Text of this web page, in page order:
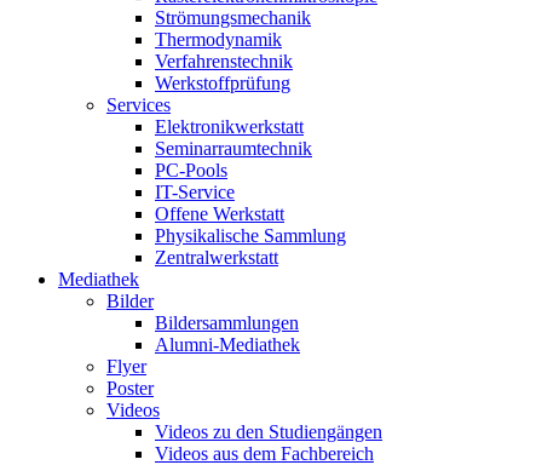
Strömungsmechanik
Thermodynamik
Verfahrenstechnik
Werkstoffprüfung
Services
Elektronikwerkstatt
Seminarraumtechnik
PC-Pools
IT-Service
Offene Werkstatt
Physikalische Sammlung
Zentralwerkstatt
Mediathek
Bilder
Bildersammlungen
Alumni-Mediathek
Flyer
Poster
Videos
Videos zu den Studiengängen
Videos aus dem Fachbereich